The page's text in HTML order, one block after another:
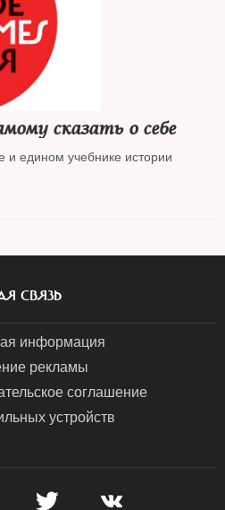
сказать о себе
едином учебнике истории
СВЯЗЬ
информация
рекламы
соглашение
устройств